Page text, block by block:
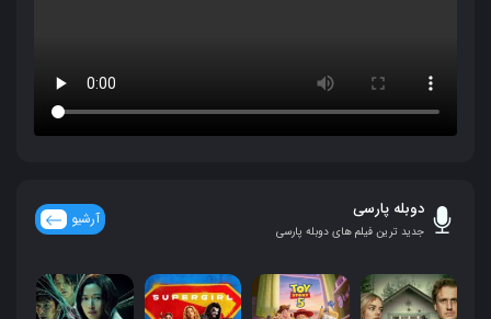
دوبله پارسی
جدید ترین فیلم های دوبله پارسی
آرشیو